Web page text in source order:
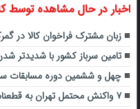
اخبار در حال مشاهده توسط
زبان مشترک فراخوان کالا در
تامین سرباز کشور با شدیدتر
چهل و ششمین دوره مسابقات
۷ واکنش محتمل تهران به قطعنامه ضدایرانی شورای حکام